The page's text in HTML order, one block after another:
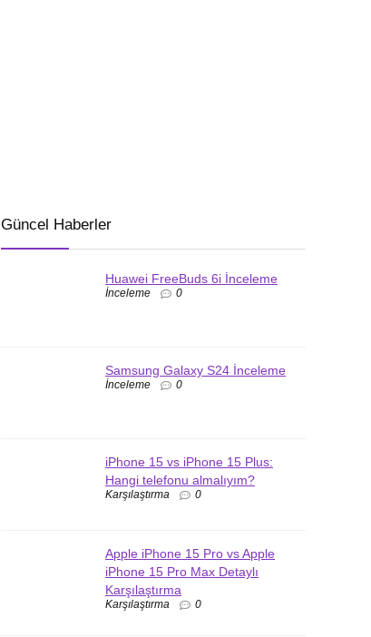
Güncel Haberler
Huawei FreeBuds 6i İnceleme
İnceleme 0
Samsung Galaxy S24 İnceleme
İnceleme 0
iPhone 15 vs iPhone 15 Plus:
Hangi telefonu almalıyım?
Karşılaştırma 0
Apple iPhone 15 Pro vs Apple
iPhone 15 Pro Max Detaylı
Karşılaştırma
Karşılaştırma 0